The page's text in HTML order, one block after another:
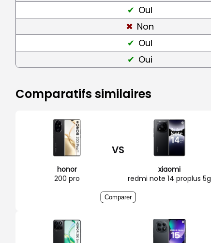
Oui
Non
Oui
Oui
Comparatifs similaires
honor
200 pro
VS
xiaomi
redmi note 14 proplus 5g
Comparer